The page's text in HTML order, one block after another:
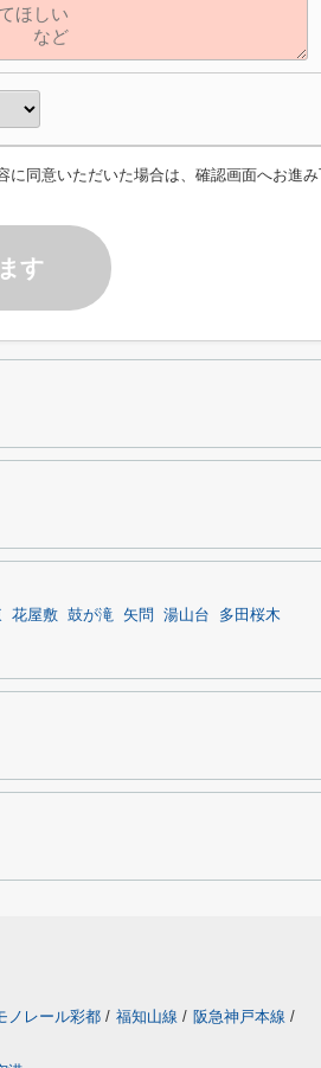
に同意いただいた場合は、確認画面へお進み
す
花屋敷 鼓が滝 矢問 湯山台
多田桜木
ノレール彩都 / 福知山線 / 阪急神戸本線 /